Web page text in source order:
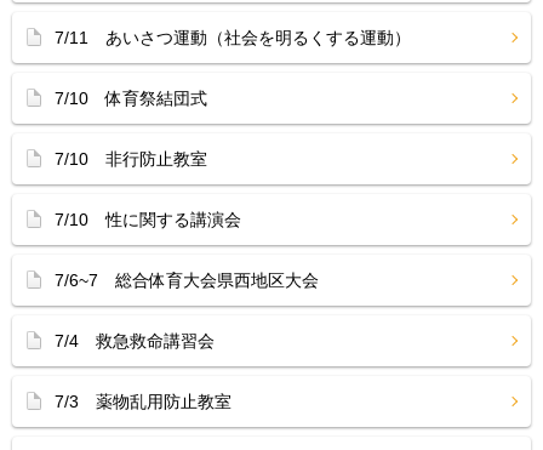
7/11 あいさつ運動（社会を明るくする運動）
7/10 体育祭結団式
7/10 非行防止教室
7/10 性に関する講演会
7/6~7 総合体育大会県西地区大会
7/4 救急救命講習会
7/3 薬物乱用防止教室